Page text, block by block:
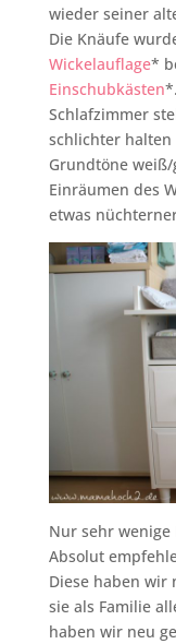
wieder seiner
Die Knäufe
Wickelauflage*
Einschubkästen
Schlafzimmer
schlichter
Grundtöne
Einräumen des
etwas
Nur sehr
Absolut
Diese haben wir
sie als Familie
haben wir neu